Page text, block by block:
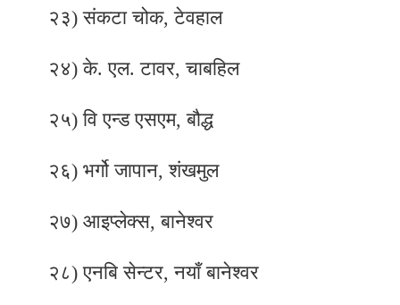
२३) संकटा चोक, टेवहाल
२४) के. एल. टावर, चाबहिल
२५) वि एन्ड एसएम, बौद्ध
२६) भर्गो जापान, शंखमुल
२७) आइप्लेक्स, बानेश्वर
२८) एनबि सेन्टर, नयाँ बानेश्वर